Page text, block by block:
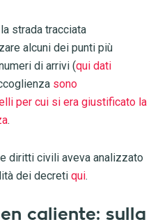
strada tracciata
alcuni dei punti più
di arrivi (qui dati
sono
per cui si era giustificato la
.
diritti civili aveva analizzato
dei decreti qui.
caliente: sulla